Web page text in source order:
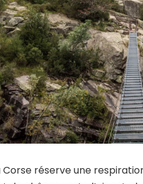
Corse réserve une